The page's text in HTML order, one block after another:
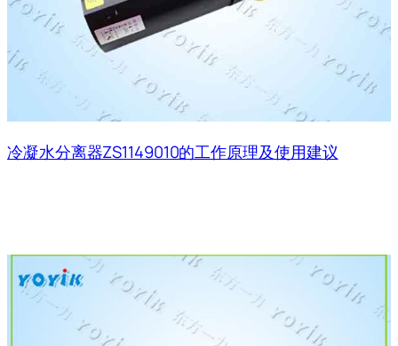
冷凝水分离器ZS1149010的工作原理及使用建议